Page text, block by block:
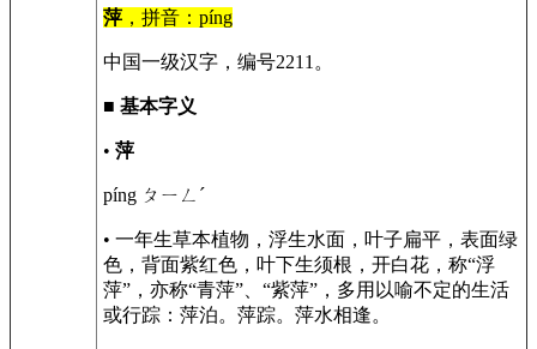
萍 ，拼音：píng
中国一级汉字，编号2211。
■ 基本字义
• 萍
píng ㄆㄧㄥˊ
• 一年生草本植物，浮生水面，叶子扁平，表面绿
色，背面紫红色，叶下生须根，开白花，称“浮
萍”，亦称“青萍”、“紫萍”，多用以喻不定的生活
或行踪：萍泊。萍踪。萍水相逢。